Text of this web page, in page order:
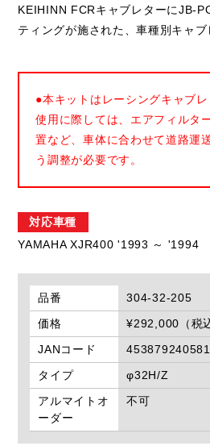
KEIHINN FCRキャブレターにJB-
ティングが施された、車種別キャブ
●本キットはレーシングキャブ
使用に際しては、エアフィルタ
置など、車体に合わせて道路運
う調整が必要です。
対応車種
YAMAHA XJR400 '1993 ～ '1994
品番
304-32-205
価格
¥292,000（税
JANコード
タイプ
φ32H/Z
アルマイトオ
ーダー
不可